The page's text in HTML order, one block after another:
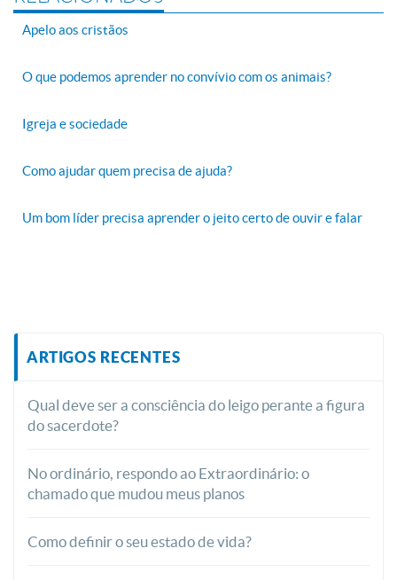
Apelo aos cristãos
O que podemos aprender no convívio com os animais?
Igreja e sociedade
Como ajudar quem precisa de ajuda?
Um bom líder precisa aprender o jeito certo de ouvir e falar
ARTIGOS RECENTES
Qual deve ser a consciência do leigo perante a figura
do sacerdote?
No ordinário, respondo ao Extraordinário: o
chamado que mudou meus planos
Como definir o seu estado de vida?